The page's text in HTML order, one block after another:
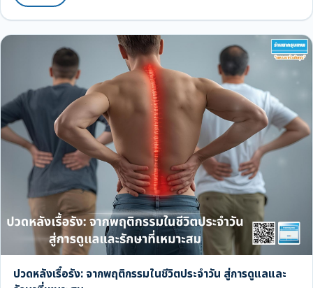
ปวดหลังเรื้อรัง: จากพฤติกรรมในชีวิตประจำวัน สู่การดูแลและ